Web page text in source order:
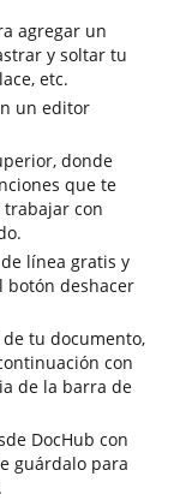
agregar un
y soltar tu
etc.
un editor
donde
que te
con
línea gratis y
botón deshacer
tu documento,
con
de la barra de
DocHub con
guárdalo para